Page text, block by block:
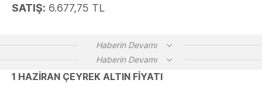
SATIŞ: 6.677,75 TL
Haberin Devamı
Haberin Devamı
1 HAZİRAN ÇEYREK ALTIN FİYATI